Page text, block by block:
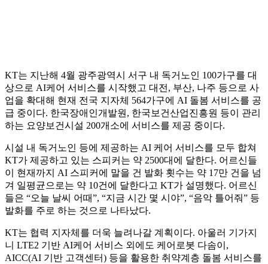
KT는 지난해 4월 광주광역시 서구 내 독거노인 100가구를 대
상으로 AI케어 서비스를 시작했고 대전, 부산, 나주 등으로 사
업을 확대해 현재 전국 지자체 564가구에 AI 돌봄 서비스를 공
급 중이다. 한국장애인개발원, 한국보건산업진흥원 등이 관리
하는 요양보건시설 200개소에 서비스를 제공 중이다.
시설 내 독거노인 등에 제공하는 AI 케어 서비스를 모두 합쳐
KT가 제공하고 있는 스피커는 약 2500대에 달한다. 어르신들
이 현재까지 AI 스피커에 말을 건 발화 횟수는 약 17만 건을 넘
겨 일평균으로는 약 10건에 달한다고 KT가 설명했다. 어르신
들은 “오늘 날씨 어때”, “지금 시간 몇 시야”, “음악 틀어줘” 등
발화를 주로 하는 것으로 나타났다.
KT는 협력 지자체를 더욱 늘려나갈 계획이다. 아울러 기가지
니 LTE2 기반 AI케어 서비스 외에도 케어로봇 다솜이,
AICC(AI 기반 고객센터) 등을 활용한 취약계층 돌봄 서비스를